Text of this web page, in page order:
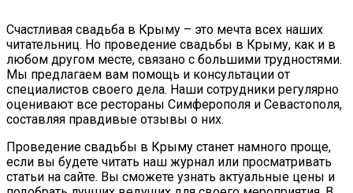
Счастливая свадьба в Крыму – это мечта всех наших
читательниц. Но проведение свадьбы в Крыму, как и в
любом другом месте, связано с большими трудностями.
Мы предлагаем вам помощь и консультации от
специалистов своего дела. Наши сотрудники регулярно
оценивают все рестораны Симферополя и Севастополя,
составляя правдивые отзывы о них.
Проведение свадьбы в Крыму станет намного проще,
если вы будете читать наш журнал или просматривать
статьи на сайте. Вы сможете узнать актуальные цены и